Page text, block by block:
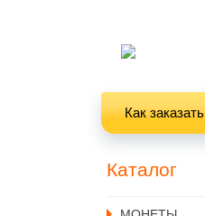
Как заказать
Каталог